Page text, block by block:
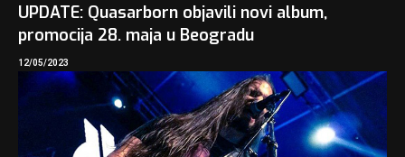
UPDATE: Quasarborn objavili novi album,
promocija 28. maja u Beogradu
12/05/2023